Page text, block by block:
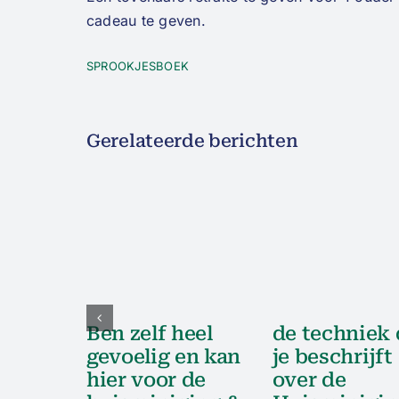
cadeau te geven.
SPROOKJESBOEK
Gerelateerde berichten
Ben zelf heel
gevoelig en kan
hier voor de
de techniek
je beschrijft
over de